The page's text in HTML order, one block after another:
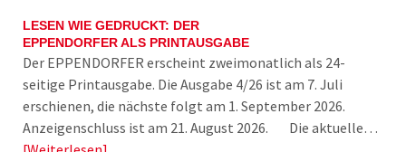
LESEN WIE GEDRUCKT: DER
EPPENDORFER ALS PRINTAUSGABE
Der EPPENDORFER erscheint zweimonatlich als 24-
seitige Printausgabe. Die Ausgabe 4/26 ist am 7. Juli
erschienen, die nächste folgt am 1. September 2026.
Anzeigenschluss ist am 21. August 2026. Die aktuelle…